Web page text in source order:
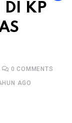
DI KP
0 COMMENTS
AGO